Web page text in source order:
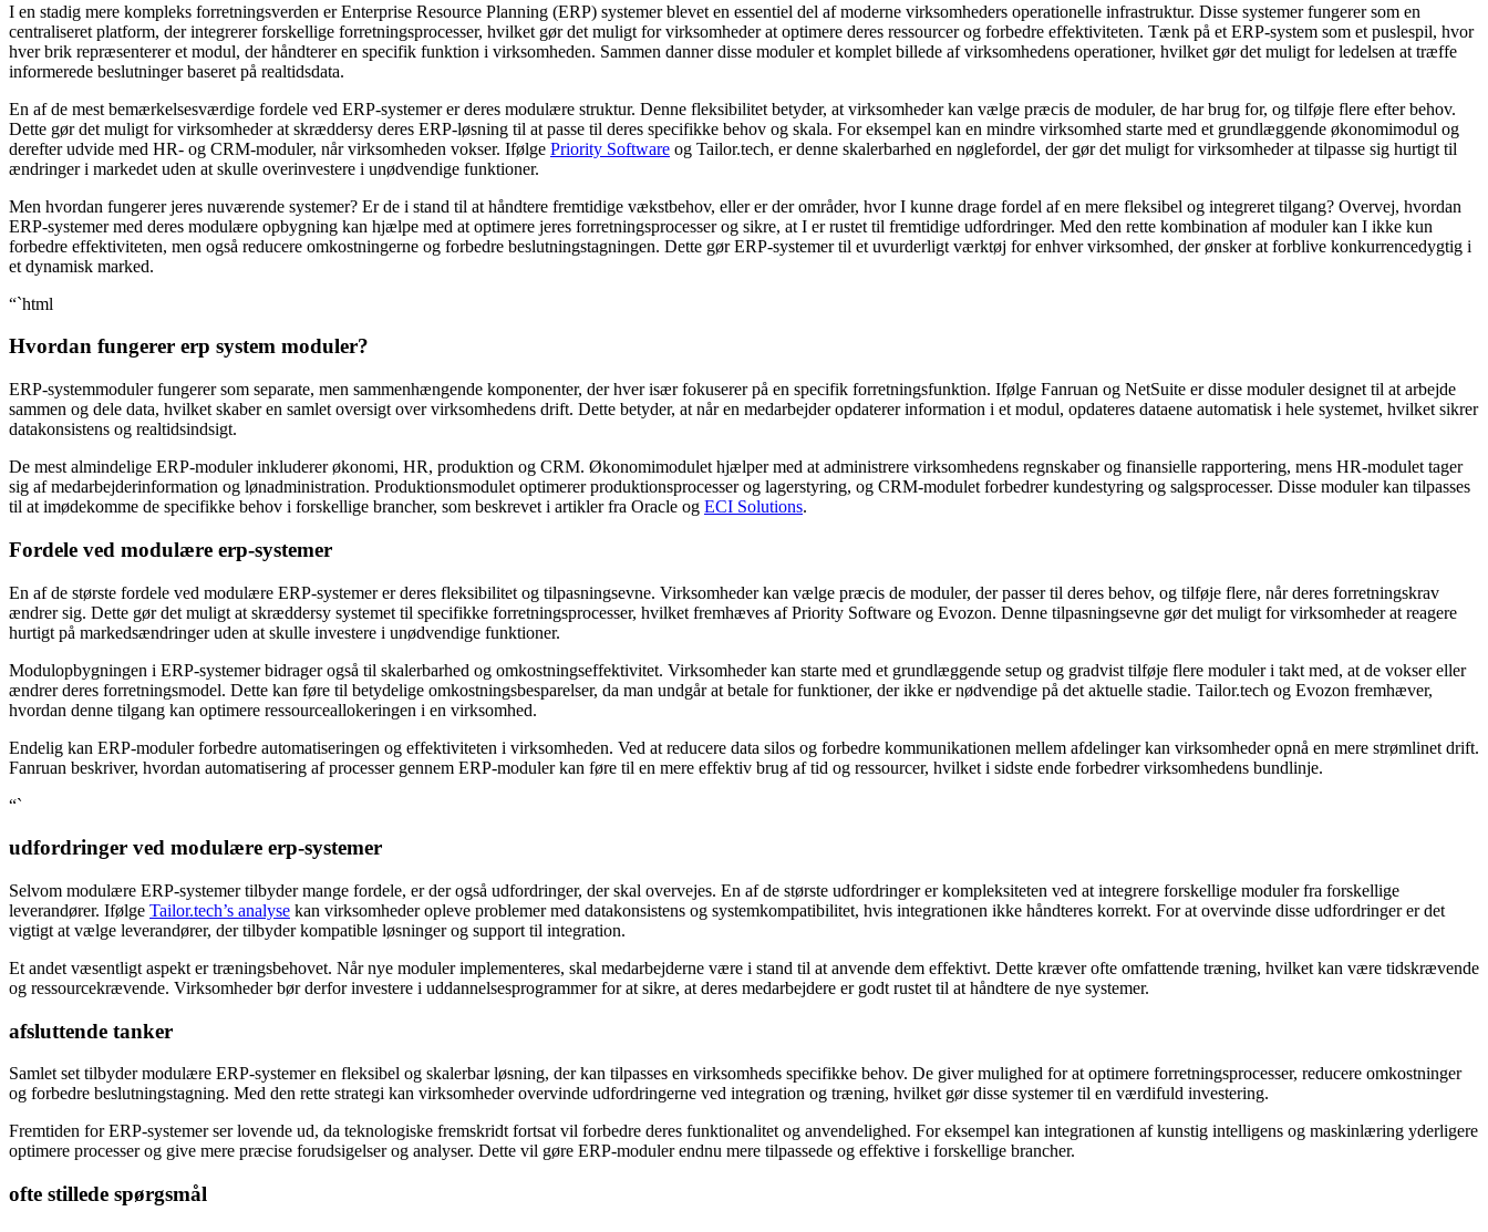
I en stadig mere kompleks forretningsverden er Enterprise Resource Planning (ERP) systemer blevet en essentiel del af moderne virksomheders operationelle infrastruktur. Disse systemer fungerer som en
centraliseret platform, der integrerer forskellige forretningsprocesser, hvilket gør det muligt for virksomheder at optimere deres ressourcer og forbedre effektiviteten. Tænk på et ERP-system som et puslespil, hvor
hver brik repræsenterer et modul, der håndterer en specifik funktion i virksomheden. Sammen danner disse moduler et komplet billede af virksomhedens operationer, hvilket gør det muligt for ledelsen at træffe
informerede beslutninger baseret på realtidsdata.
En af de mest bemærkelsesværdige fordele ved ERP-systemer er deres modulære struktur. Denne fleksibilitet betyder, at virksomheder kan vælge præcis de moduler, de har brug for, og tilføje flere efter behov.
Dette gør det muligt for virksomheder at skræddersy deres ERP-løsning til at passe til deres specifikke behov og skala. For eksempel kan en mindre virksomhed starte med et grundlæggende økonomimodul og
derefter udvide med HR- og CRM-moduler, når virksomheden vokser. Ifølge Priority Software og Tailor.tech, er denne skalerbarhed en nøglefordel, der gør det muligt for virksomheder at tilpasse sig hurtigt til
ændringer i markedet uden at skulle overinvestere i unødvendige funktioner.
Men hvordan fungerer jeres nuværende systemer? Er de i stand til at håndtere fremtidige vækstbehov, eller er der områder, hvor I kunne drage fordel af en mere fleksibel og integreret tilgang? Overvej, hvordan
ERP-systemer med deres modulære opbygning kan hjælpe med at optimere jeres forretningsprocesser og sikre, at I er rustet til fremtidige udfordringer. Med den rette kombination af moduler kan I ikke kun
forbedre effektiviteten, men også reducere omkostningerne og forbedre beslutningstagningen. Dette gør ERP-systemer til et uvurderligt værktøj for enhver virksomhed, der ønsker at forblive konkurrencedygtig i
et dynamisk marked.
“`html
Hvordan fungerer erp system moduler?
ERP-systemmoduler fungerer som separate, men sammenhængende komponenter, der hver især fokuserer på en specifik forretningsfunktion. Ifølge Fanruan og NetSuite er disse moduler designet til at arbejde
sammen og dele data, hvilket skaber en samlet oversigt over virksomhedens drift. Dette betyder, at når en medarbejder opdaterer information i et modul, opdateres dataene automatisk i hele systemet, hvilket sikrer
datakonsistens og realtidsindsigt.
De mest almindelige ERP-moduler inkluderer økonomi, HR, produktion og CRM. Økonomimodulet hjælper med at administrere virksomhedens regnskaber og finansielle rapportering, mens HR-modulet tager
sig af medarbejderinformation og lønadministration. Produktionsmodulet optimerer produktionsprocesser og lagerstyring, og CRM-modulet forbedrer kundestyring og salgsprocesser. Disse moduler kan tilpasses
til at imødekomme de specifikke behov i forskellige brancher, som beskrevet i artikler fra Oracle og ECI Solutions.
Fordele ved modulære erp-systemer
En af de største fordele ved modulære ERP-systemer er deres fleksibilitet og tilpasningsevne. Virksomheder kan vælge præcis de moduler, der passer til deres behov, og tilføje flere, når deres forretningskrav
ændrer sig. Dette gør det muligt at skræddersy systemet til specifikke forretningsprocesser, hvilket fremhæves af Priority Software og Evozon. Denne tilpasningsevne gør det muligt for virksomheder at reagere
hurtigt på markedsændringer uden at skulle investere i unødvendige funktioner.
Modulopbygningen i ERP-systemer bidrager også til skalerbarhed og omkostningseffektivitet. Virksomheder kan starte med et grundlæggende setup og gradvist tilføje flere moduler i takt med, at de vokser eller
ændrer deres forretningsmodel. Dette kan føre til betydelige omkostningsbesparelser, da man undgår at betale for funktioner, der ikke er nødvendige på det aktuelle stadie. Tailor.tech og Evozon fremhæver,
hvordan denne tilgang kan optimere ressourceallokeringen i en virksomhed.
Endelig kan ERP-moduler forbedre automatiseringen og effektiviteten i virksomheden. Ved at reducere data silos og forbedre kommunikationen mellem afdelinger kan virksomheder opnå en mere strømlinet drift.
Fanruan beskriver, hvordan automatisering af processer gennem ERP-moduler kan føre til en mere effektiv brug af tid og ressourcer, hvilket i sidste ende forbedrer virksomhedens bundlinje.
“`
udfordringer ved modulære erp-systemer
Selvom modulære ERP-systemer tilbyder mange fordele, er der også udfordringer, der skal overvejes. En af de største udfordringer er kompleksiteten ved at integrere forskellige moduler fra forskellige
leverandører. Ifølge Tailor.tech’s analyse kan virksomheder opleve problemer med datakonsistens og systemkompatibilitet, hvis integrationen ikke håndteres korrekt. For at overvinde disse udfordringer er det
vigtigt at vælge leverandører, der tilbyder kompatible løsninger og support til integration.
Et andet væsentligt aspekt er træningsbehovet. Når nye moduler implementeres, skal medarbejderne være i stand til at anvende dem effektivt. Dette kræver ofte omfattende træning, hvilket kan være tidskrævende
og ressourcekrævende. Virksomheder bør derfor investere i uddannelsesprogrammer for at sikre, at deres medarbejdere er godt rustet til at håndtere de nye systemer.
afsluttende tanker
Samlet set tilbyder modulære ERP-systemer en fleksibel og skalerbar løsning, der kan tilpasses en virksomheds specifikke behov. De giver mulighed for at optimere forretningsprocesser, reducere omkostninger
og forbedre beslutningstagning. Med den rette strategi kan virksomheder overvinde udfordringerne ved integration og træning, hvilket gør disse systemer til en værdifuld investering.
Fremtiden for ERP-systemer ser lovende ud, da teknologiske fremskridt fortsat vil forbedre deres funktionalitet og anvendelighed. For eksempel kan integrationen af kunstig intelligens og maskinlæring yderligere
optimere processer og give mere præcise forudsigelser og analyser. Dette vil gøre ERP-moduler endnu mere tilpassede og effektive i forskellige brancher.
ofte stillede spørgsmål